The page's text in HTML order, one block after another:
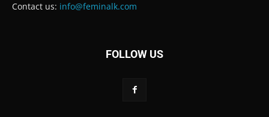
Contact us: info@feminalk.com
FOLLOW US